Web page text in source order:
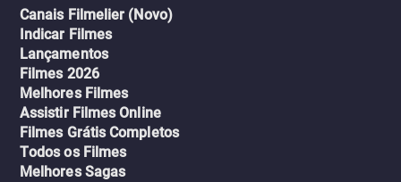
Canais Filmelier (Novo)
Indicar Filmes
Lançamentos
Filmes 2026
Melhores Filmes
Assistir Filmes Online
Filmes Grátis Completos
Todos os Filmes
Melhores Sagas